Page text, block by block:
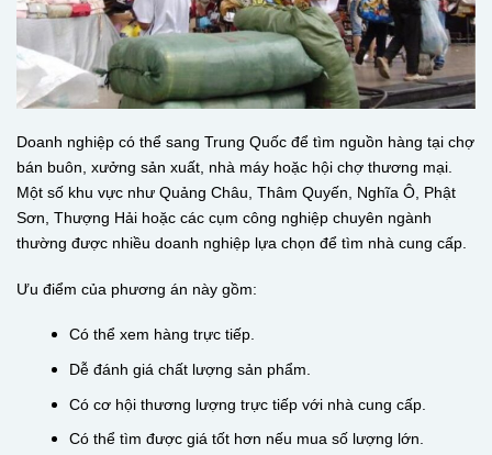
Doanh nghiệp có thể sang Trung Quốc để tìm nguồn hàng tại chợ
bán buôn, xưởng sản xuất, nhà máy hoặc hội chợ thương mại.
Một số khu vực như Quảng Châu, Thâm Quyến, Nghĩa Ô, Phật
Sơn, Thượng Hải hoặc các cụm công nghiệp chuyên ngành
thường được nhiều doanh nghiệp lựa chọn để tìm nhà cung cấp.
Ưu điểm của phương án này gồm:
Có thể xem hàng trực tiếp.
Dễ đánh giá chất lượng sản phẩm.
Có cơ hội thương lượng trực tiếp với nhà cung cấp.
Có thể tìm được giá tốt hơn nếu mua số lượng lớn.